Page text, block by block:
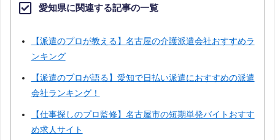
愛知県に関連する記事の一覧
【派遣のプロが教える】名古屋の介護派遣会社おすすめラ
ンキング
【派遣のプロが語る】愛知で日払い派遣におすすめの派遣
会社ランキング！
【仕事探しのプロ監修】名古屋市の短期単発バイトおすす
め求人サイト